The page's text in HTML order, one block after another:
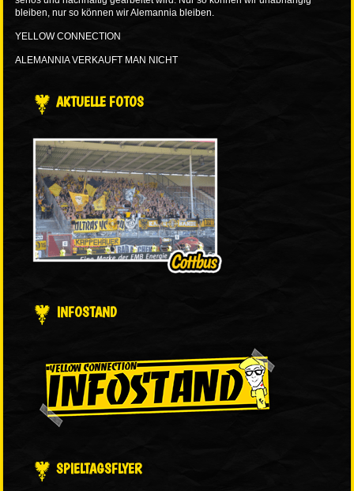
bleiben, nur so können wir Alemannia bleiben.
YELLOW CONNECTION
ALEMANNIA VERKAUFT MAN NICHT
AKTUELLE FOTOS
INFOSTAND
SPIELTAGSFLYER